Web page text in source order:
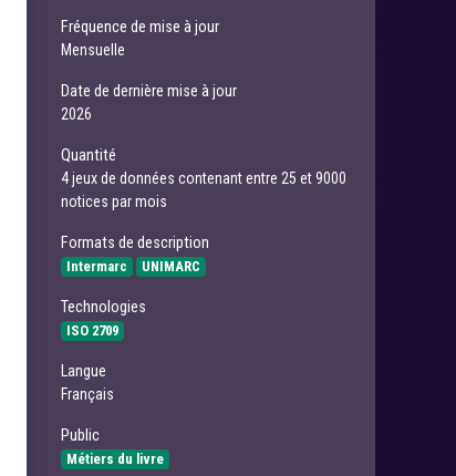
Fréquence de mise à jour
Mensuelle
Date de dernière mise à jour
2026
Quantité
4 jeux de données contenant entre 25 et 9000
notices par mois
Formats de description
Intermarc UNIMARC
Technologies
ISO 2709
Langue
Français
Public
Métiers du livre